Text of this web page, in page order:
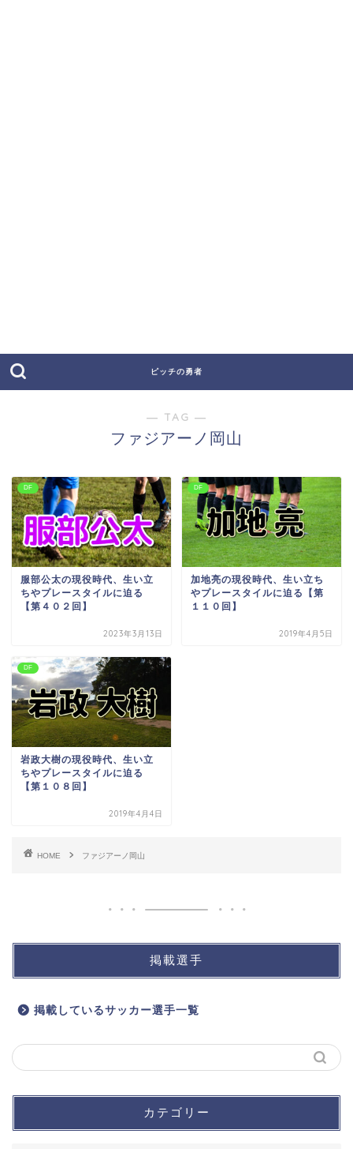
ピッチの勇者
― TAG ―
ファジアーノ岡山
DF
服部公太の現役時代、生い立
ちやプレースタイルに迫る
【第４０２回】
2023年3月13日
DF
加地亮の現役時代、生い立ち
やプレースタイルに迫る【第
１１０回】
2019年4月5日
DF
岩政大樹の現役時代、生い立
ちやプレースタイルに迫る
【第１０８回】
2019年4月4日
HOME ファジアーノ岡山
掲載選手
掲載しているサッカー選手一覧
カテゴリー